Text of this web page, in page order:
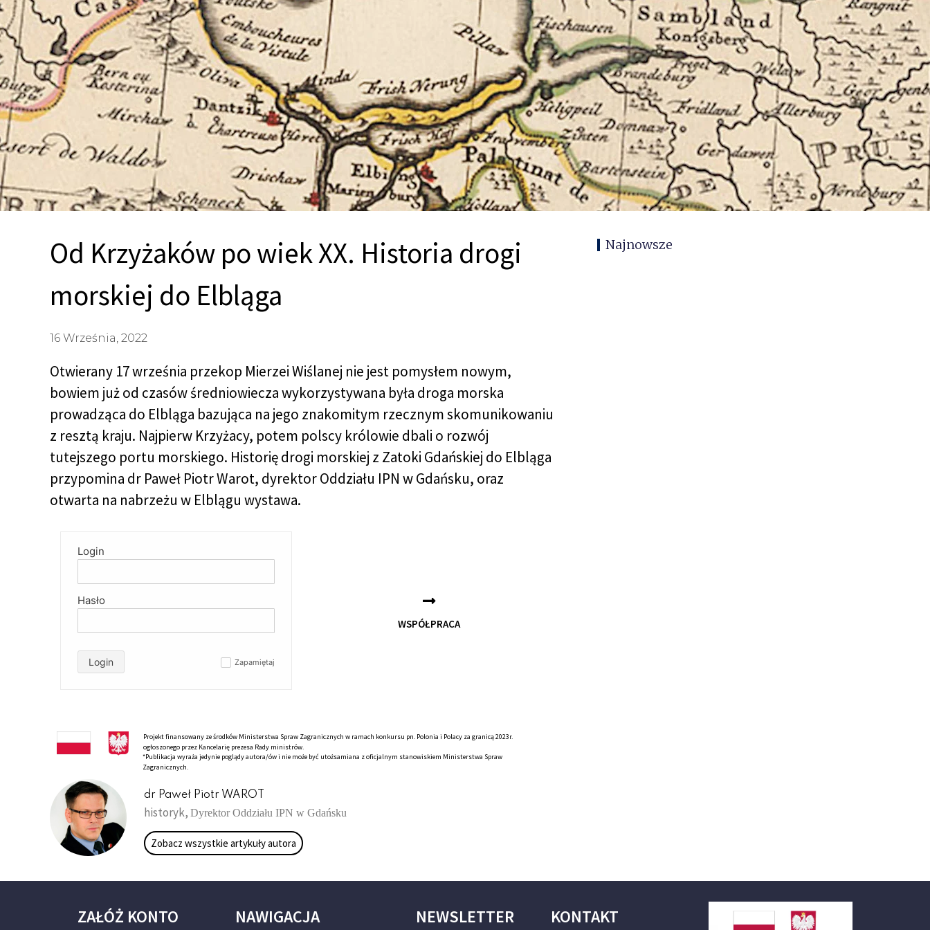
Od Krzyżaków po wiek XX. Historia drogi
morskiej do Elbląga
16 Września, 2022
Otwierany 17 września przekop Mierzei Wiślanej nie jest pomysłem nowym,
bowiem już od czasów średniowiecza wykorzystywana była droga morska
prowadząca do Elbląga bazująca na jego znakomitym rzecznym skomunikowaniu
z resztą kraju. Najpierw Krzyżacy, potem polscy królowie dbali o rozwój
tutejszego portu morskiego. Historię drogi morskiej z Zatoki Gdańskiej do Elbląga
przypomina dr Paweł Piotr Warot, dyrektor Oddziału IPN w Gdańsku, oraz
otwarta na nabrzeżu w Elblągu wystawa.
Login
Hasło
Zapamiętaj
Login
WSPÓŁPRACA
Projekt finansowany ze środków Ministerstwa Spraw Zagranicznych w ramach konkursu pn. Polonia i Polacy za granicą 2023r.
ogłoszonego przez Kancelarię prezesa Rady ministrów.
*Publikacja wyraża jedynie poglądy autora/ów i nie może być utożsamiana z oficjalnym stanowiskiem Ministerstwa Spraw
Zagranicznych.
dr Paweł Piotr WAROT
historyk, Dyrektor Oddziału IPN w Gdańsku
Zobacz wszystkie artykuły autora
Najnowsze
ZAŁÓŻ KONTO NAWIGACJA NEWSLETTER KONTAKT